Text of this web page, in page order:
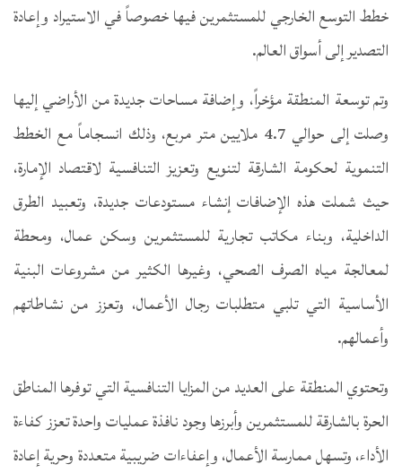
خطط التوسع الخارجي للمستثمرين فيها خصوصاً في الاستيراد وإعادة
التصدير إلى أسواق العالم.
وتم توسعة المنطقة مؤخراً، وإضافة مساحات جديدة من الأراضي إليها
وصلت إلى حوالي 4.7 ملايين متر مربع، وذلك انسجاماً مع الخطط
التنموية لحكومة الشارقة لتنويع وتعزيز التنافسية لاقتصاد الإمارة،
حيث شملت هذه الإضافات إنشاء مستودعات جديدة، وتعبيد الطرق
الداخلية، وبناء مكاتب تجارية للمستثمرين وسكن عمال، ومحطة
لمعالجة مياه الصرف الصحي، وغيرها الكثير من مشروعات البنية
الأساسية التي تلبي متطلبات رجال الأعمال، وتعزز من نشاطاتهم
وأعمالهم.
وتحتوي المنطقة على العديد من المزايا التنافسية التي توفرها المناطق
الحرة بالشارقة للمستثمرين وأبرزها وجود نافذة عمليات واحدة تعزز كفاءة
الأداء، وتسهل ممارسة الأعمال، وإعفاءات ضريبية متعددة وحرية إعادة